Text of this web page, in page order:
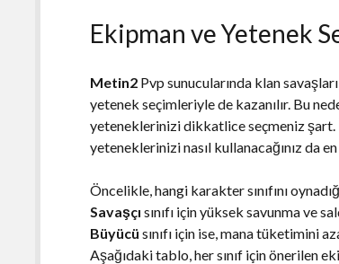
Ekipman ve Yetenek
Metin2 Pvp sunucularında klan
yetenek seçimleriyle de kazanılır. Bu
yeteneklerinizi dikkatlice seçmeniz şart.
yeteneklerinizi nasıl kullanacağınız da
Öncelikle, hangi karakter sınıfını
Savaşçı sınıfı için yüksek savunma ve
Büyücü sınıfı için ise, mana tüketimini
Aşağıdaki tablo, her sınıf için önerilen